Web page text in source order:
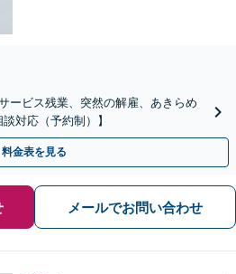
ービス残業、突然の解雇、あきらめ
対応（予約制）】
料金表を見る
メールでお問い合わせ